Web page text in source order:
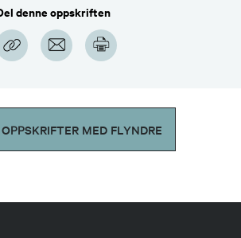
denne oppskriften
MED FLYNDRE